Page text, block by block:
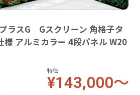
スG Gスクリーン 角格子タ
様 アルミカラー 4段パネル W20
特価
¥143,000～